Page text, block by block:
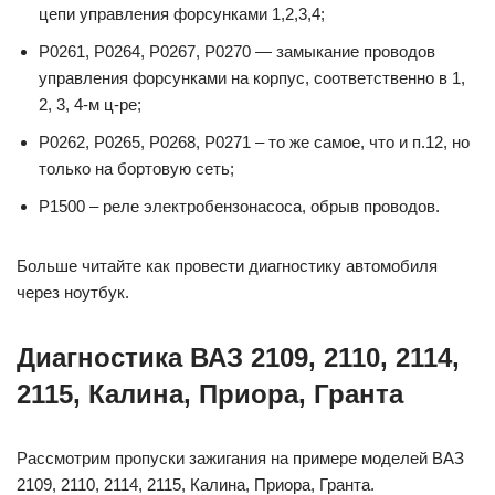
цепи управления форсунками 1,2,3,4;
P0261, P0264, P0267, P0270 — замыкание проводов
управления форсунками на корпус, соответственно в 1,
2, 3, 4-м ц-ре;
P0262, P0265, P0268, P0271 – то же самое, что и п.12, но
только на бортовую сеть;
P1500 – реле электробензонасоса, обрыв проводов.
Больше читайте как провести диагностику автомобиля
через ноутбук.
Диагностика ВАЗ 2109, 2110, 2114,
2115, Калина, Приора, Гранта
Рассмотрим пропуски зажигания на примере моделей ВАЗ
2109, 2110, 2114, 2115, Калина, Приора, Гранта.